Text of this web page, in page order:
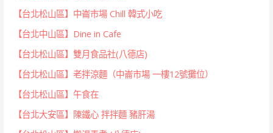
【台北松山區】中崙市場 Chill 韓式小吃
【台北中山區】Dine in Cafe
【台北松山區】雙月食品社(八德店)
【台北松山區】老拌涼麵（中崙市場 一樓12號攤位）
【台北松山區】午食在
【台北大安區】陳鐵心 拌拌麵 豬肝湯